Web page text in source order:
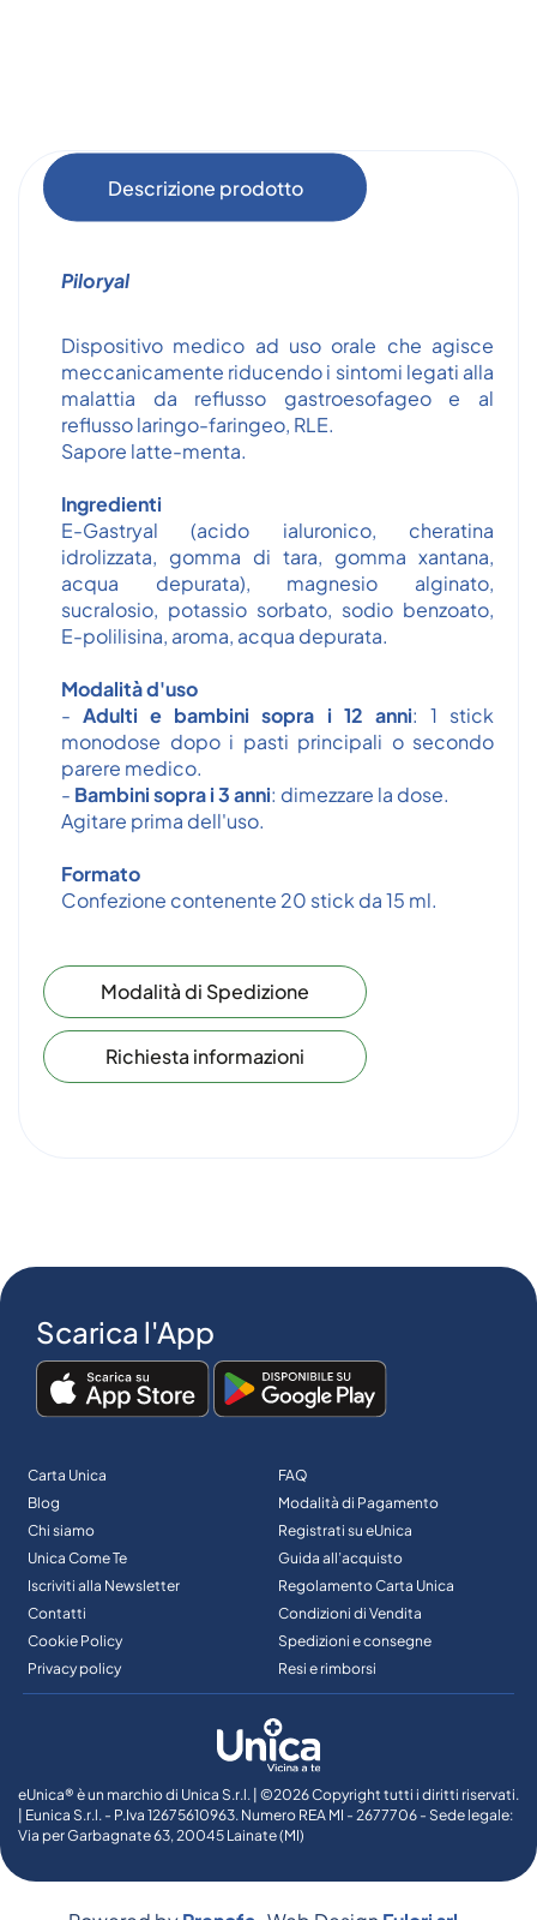
Descrizione prodotto
Piloryal
Dispositivo medico ad uso orale che agisce
meccanicamente riducendo i sintomi legati alla
malattia da reflusso gastroesofageo e al
reflusso laringo-faringeo, RLE.
Sapore latte-menta.
Ingredienti
E-Gastryal (acido ialuronico, cheratina
idrolizzata, gomma di tara, gomma xantana,
acqua depurata), magnesio alginato,
sucralosio, potassio sorbato, sodio benzoato,
E-polilisina, aroma, acqua depurata.
Modalità d'uso
-Adulti e bambini sopra i 12 anni: 1 stick
monodose dopo i pasti principali o secondo
parere medico.
- Bambini sopra i 3 anni: dimezzare la dose.
Agitare prima dell'uso.
Formato
Confezione contenente 20 stick da 15 ml.
Modalità di Spedizione
Richiesta informazioni
Scarica l'App
Carta Unica
Blog
Chi siamo
Unica Come Te
Iscriviti alla Newsletter
Contatti
Cookie Policy
Privacy policy
FAQ
Modalità di Pagamento
Registrati su eUnica
Guida all’acquisto
Regolamento Carta Unica
Condizioni di Vendita
Spedizioni e consegne
Resi e rimborsi
eUnica® è un marchio di Unica S.r.l. | ©2026 Copyright tutti i diritti riservati.
| Eunica S.r.l. - P.Iva 12675610963. Numero REA MI - 2677706 - Sede legale:
Via per Garbagnate 63, 20045 Lainate (MI)